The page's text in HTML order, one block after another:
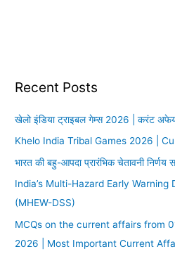
Recent Posts
खेलो इंडिया ट्राइबल गेम्स 2026 | करंट
Khelo India Tribal Games 2026 |
भारत की बहु-आपदा प्रारंभिक चेतावनी
India’s Multi-Hazard Early
(MHEW-DSS)
MCQs on the current affairs from
2026 | Most Important Current